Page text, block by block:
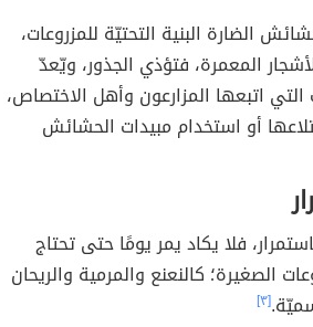
الضارة البنية التحتيّة للمزروعات،
المعمرة، فتؤذي الجذور، ويّعدّ
اتبعها المزارعون وأهل الاختصاص،
أو استخدام مبيدات الحشائش
فلا يكاد يمر يومًا حتى تحتاج
الصغيرة؛ كالنعنع والمرمية والريحان
[٣]